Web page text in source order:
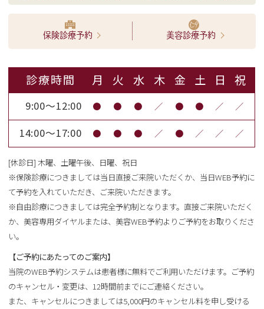
保険診療予約 美容診療予約
診療時間 月 火 水 木 金 土 日 祝
9:00～12:00 ● ● ● ／ ● ● ／ ／
14:00～17:00 ● ● ● ／ ● ／ ／ ／
[休診日] 木曜、土曜午後、日曜、祝日
※保険診療につきましては当日直接ご来院いただくか、当日WEB予約に
て予約を入れていただき、ご来院いただきます。
※自由診療につきましては完全予約制となります。直接ご来院いただく
か、美容専用ダイヤルまたは、美容WEB予約よりご予約をお取りくださ
い。
【ご予約にあたってのご案内】
当院のWEB予約システムは患者様に無料でご利用いただけます。ご予約
のキャンセル・変更は、12時間前までにご連絡ください。
また、キャンセルにつきましては5,000円のキャンセル料を申し受ける